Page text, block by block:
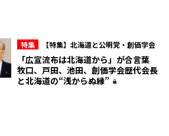
特集 【特集】北海道と公明党・創価学会
「広宣流布は北海道から」が合言葉
牧口、戸田、池田、創価学会歴代会長
と北海道の“浅からぬ縁”